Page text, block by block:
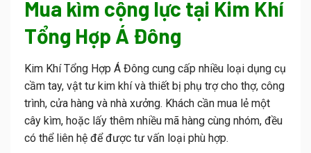
Mua kìm cộng lực tại Kim Khí
Tổng Hợp Á Đông
Kim Khí Tổng Hợp Á Đông cung cấp nhiều loại dụng cụ
cầm tay, vật tư kim khí và thiết bị phụ trợ cho thợ, công
trình, cửa hàng và nhà xưởng. Khách cần mua lẻ một
cây kìm, hoặc lấy thêm nhiều mã hàng cùng nhóm, đều
có thể liên hệ để được tư vấn loại phù hợp.